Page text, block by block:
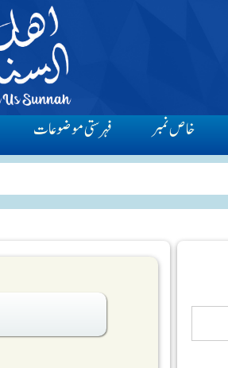
خاص نمبر فہرستی موضوعات